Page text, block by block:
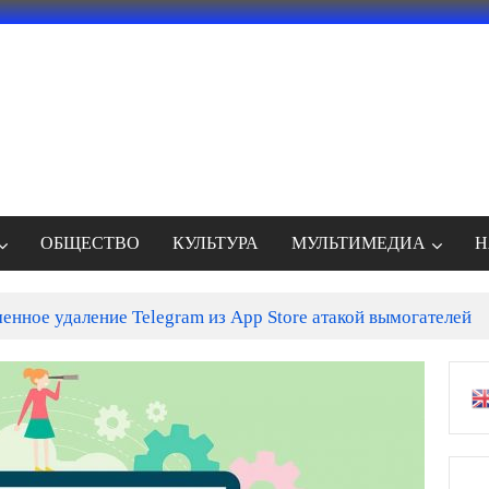
ОБЩЕСТВО КУЛЬТУРА МУЛЬТИМЕДИА
удаление Telegram из App Store атакой вымогателей